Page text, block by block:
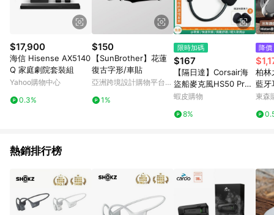
顯示為準。 7. LINE購物設有「單一商品最高回饋點數」機制(特
殊活動時開放「回饋無上限」)，以同一訂單中同一商品不論件數
計算，並依訂單成立時間當下LINE購物所設定的回饋機制為準。
8. LINE購物為購物資訊整合性平台，商品資料更新會有時間差，
如顯示之商品規格、顏色、價位、贈品與東森購物ETMall銷售網
頁不符，以銷售網頁標示為準。 9. 若有贈點爭議，請務必於訂單
日期+180天以內至LINE購物客服洽詢；若超過180天(含)以上進
行申訴，恕無法贈點回饋。 10. 部分點數紅包僅限指定商品使
用，或不適用於無回饋商品。各點數紅包之適用商品與使用條件
$17,900
海信 Hisense AX5140
Q 家庭劇院套裝組
Yahoo購物中心
0.3%
$150
【SunBrother】花蓮
復古字形/車貼
亞洲跨境設計購物平台
1%
限時加碼
$167
【隔日達】Corsair海
盜船麥克風HS50 Pro
HS60麥克風 HS70 SE
蝦皮購物
8%
降價
柏林
藍牙
耳式
東森
熱銷排行榜